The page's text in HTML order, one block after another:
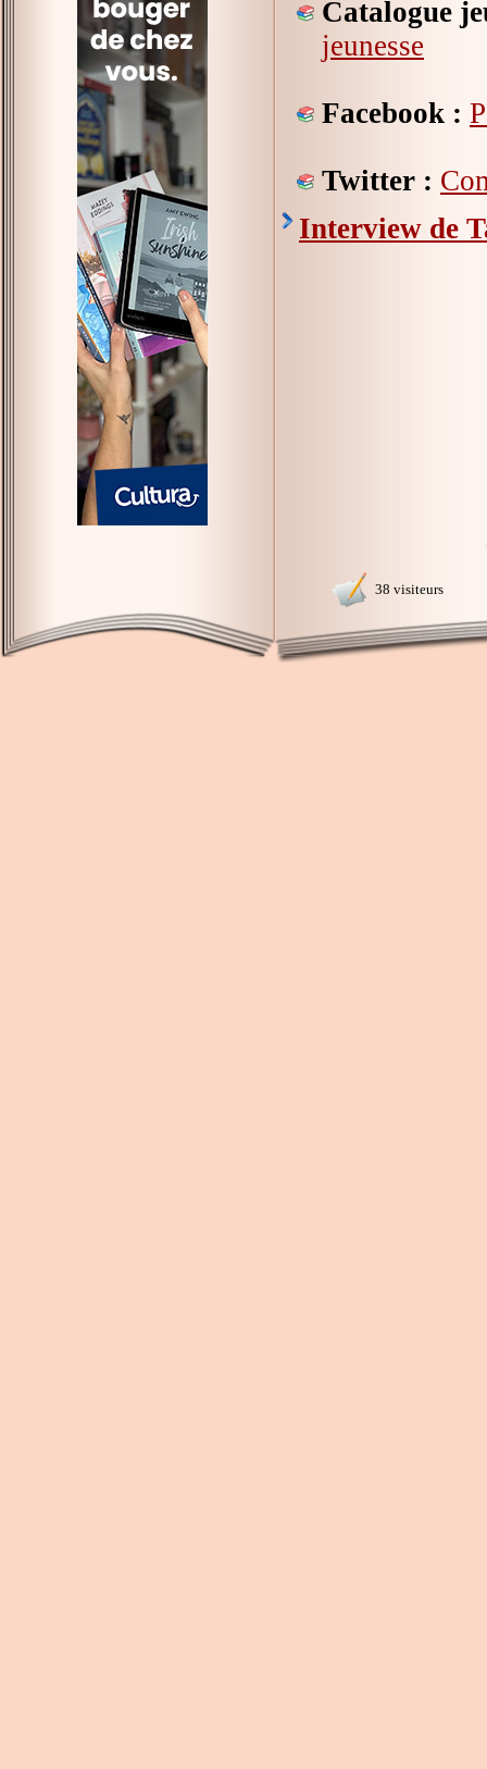
Catalogue
jeunesse
Facebook :
Twitter :
Interview de
38 visiteurs